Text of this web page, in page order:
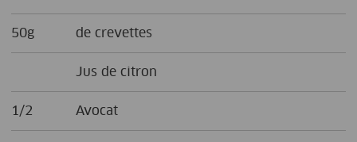
50g de crevettes
Jus de citron
1/2 Avocat